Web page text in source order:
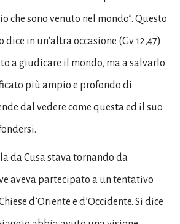
che sono venuto nel mondo”. Questo
in un’altra occasione (Gv 12,47)
a giudicare il mondo, ma a salvarlo
più ampio e profondo di
dal vedere come questa ed il suo
da Cusa stava tornando da
aveva partecipato a un tentativo
d’Oriente e d’Occidente. Si dice